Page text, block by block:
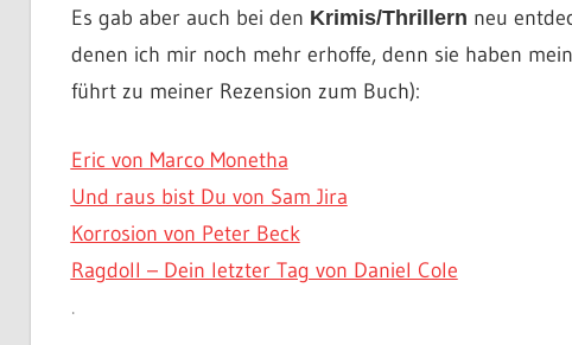
Es gab aber auch bei den Krimis/Thrillern neu
denen ich mir noch mehr erhoffe, denn sie haben
führt zu meiner Rezension zum Buch):
Eric von Marco Monetha
Und raus bist Du von Sam Jira
Korrosion von Peter Beck
Ragdoll – Dein letzter Tag von Daniel Cole
.